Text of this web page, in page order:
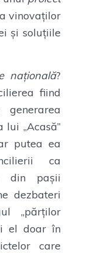
vinovaților
și soluțiile
națională?
fiind
generarea
lui „Acasă”
putea ea
ca
din pașii
dezbateri
„părților
el doar în
care